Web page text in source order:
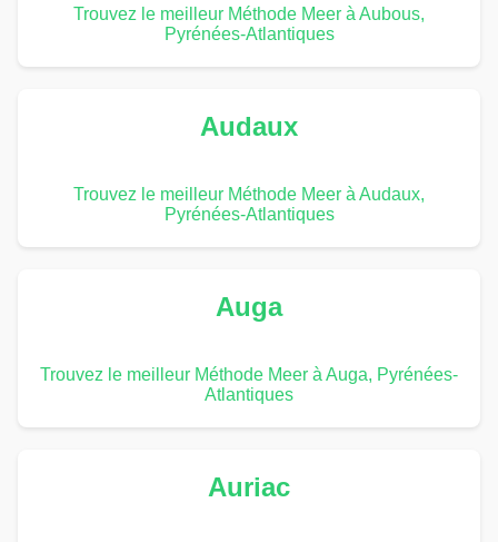
Trouvez le meilleur Méthode Meer à Aubous,
Pyrénées-Atlantiques
Audaux
Trouvez le meilleur Méthode Meer à Audaux,
Pyrénées-Atlantiques
Auga
Trouvez le meilleur Méthode Meer à Auga, Pyrénées-
Atlantiques
Auriac